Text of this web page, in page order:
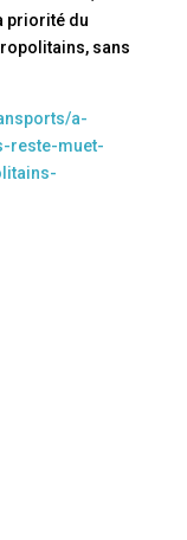
priorité du
sans
a-
reste-muet-